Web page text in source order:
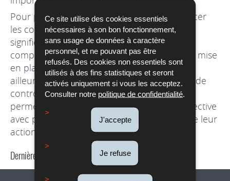
Ce site utilise des cookies essentiels
nécessaires à son bon fonctionnement,
sans usage de données à caractère
personnel, et ne pouvant pas être
refusés. Des cookies non essentiels sont
utilisés à des fins statistiques et seront
activés uniquement si vous les acceptez.
Consulter notre politique de confidentialité
J'accepte
Je refuse
Pour pouvoir remplir ces missions et renforcer
les compétences de l’ITM durablement et
significativement, une structure rénovée
comprenant un nouvel organigramme a été mise
en place dès le début de l’année 2015. Par
ailleurs, ont été créés de nouveaux services de
contrôle, sous l’autorité d’un responsable,
permettant ainsi d’agir de manière plus collective
avec pour objectif de renforcer l’efficacité de leur
action.
Dernière mise à jour 17/04/2018